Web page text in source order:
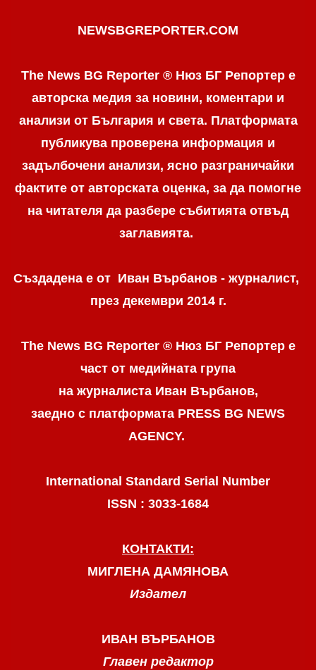
NEWSBGREPORTER.COM
The News BG Reporter ® Нюз БГ Репортер е
авторска медия за новини, коментари и
анализи от България и света. Платформата
публикува проверена информация и
задълбочени анализи, ясно разграничaйки
фактите от авторската оценка, за да помогне
на читателя да разбере събитията отвъд
заглавията.
Създадена е от Иван Върбанов - журналист,
през декември 2014 г.
The News BG Reporter ® Нюз БГ Репортере
част от медийната група
на журналиста Иван Върбанов,
заедно с платформата PRESS BG NEWS
AGENCY.
International Standard Serial Number
ISSN : 3033-1684
КОНТАКТИ:
МИГЛЕНА ДАМЯНОВА
Издател
ИВАН ВЪРБАНОВ
Главен редактор